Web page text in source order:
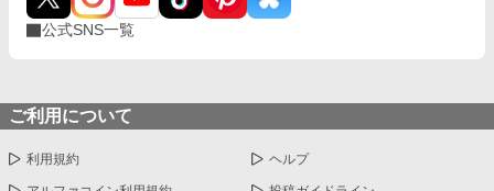
公式SNS一覧
ご利用について
利用規約 ヘルプ